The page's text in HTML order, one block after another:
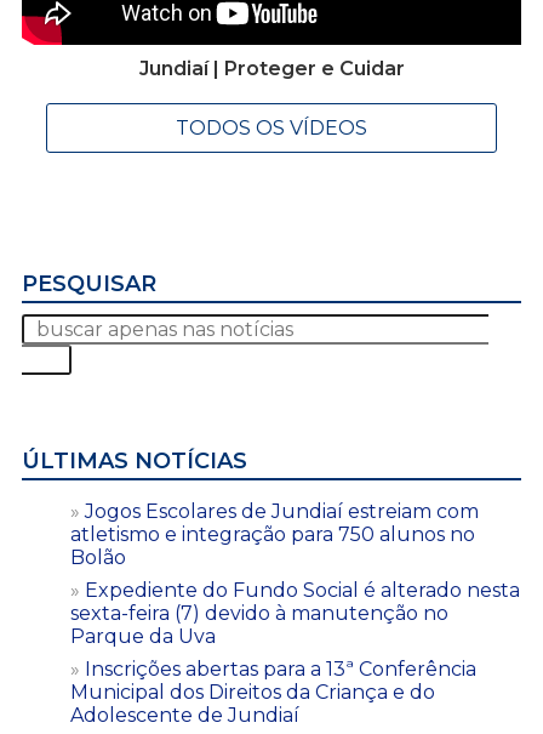
Jundiaí | Proteger e Cuidar
TODOS OS VÍDEOS
PESQUISAR
ÚLTIMAS NOTÍCIAS
Jogos Escolares de Jundiaí estreiam com
atletismo e integração para 750 alunos no
Bolão
Expediente do Fundo Social é alterado nesta
sexta-feira (7) devido à manutenção no
Parque da Uva
Inscrições abertas para a 13ª Conferência
Municipal dos Direitos da Criança e do
Adolescente de Jundiaí